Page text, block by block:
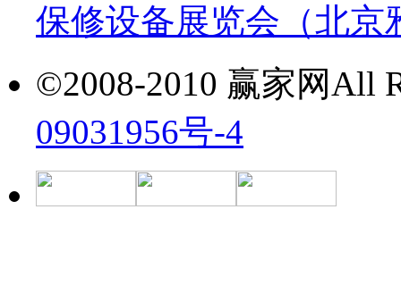
保修设备展览会（北京
©2008-2010 赢家网All
09031956号-4